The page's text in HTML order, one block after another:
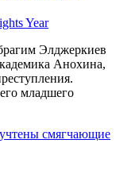
Year
Элджеркиев
Анохина,
младшего